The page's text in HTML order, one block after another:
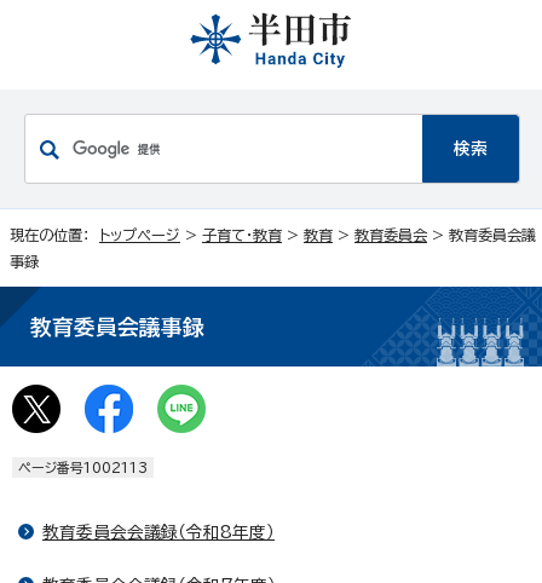
現在の位置： トップページ > 子育て・教育 > 教育 > 教育委員会 > 教育委員会議
事録
教育委員会議事録
ページ番号1002113
教育委員会会議録（令和8年度）